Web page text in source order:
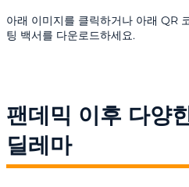
아래 이미지를 클릭하거나 아래 QR
팅 백서를 다운로드하세요.
팬데믹 이후 다양
딜레마